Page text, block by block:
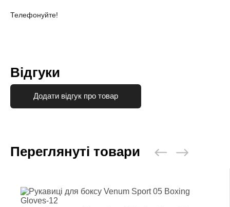
Телефонуйте!
Відгуки
Додати відгук про товар
Переглянуті товари